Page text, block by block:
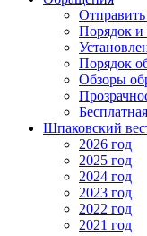
Порядок и
Порядок
Обзоры
Шпаковский
2026 год
2025 год
2024 год
2023 год
2022 год
2021 год